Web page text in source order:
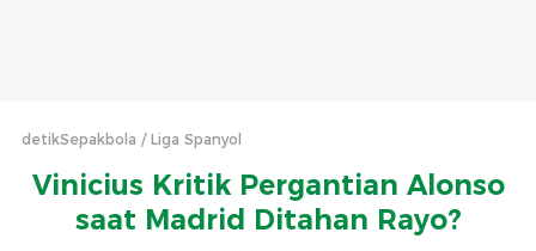
detikSepakbola Liga Spanyol
Vinicius Kritik Pergantian Alonso
saat Madrid Ditahan Rayo?